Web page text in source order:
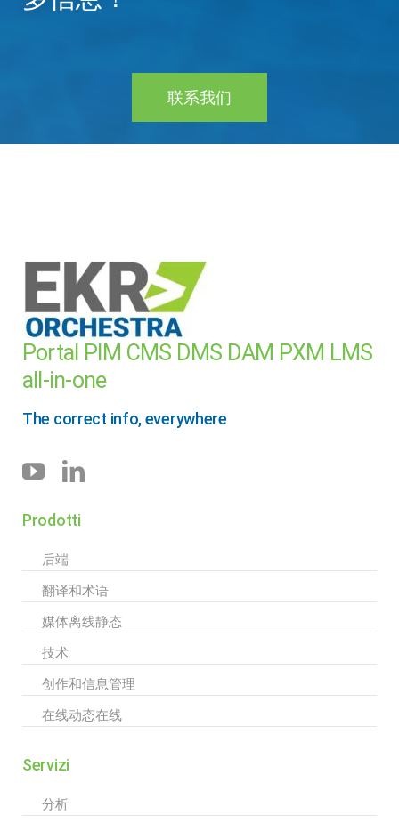
联系我们
Portal PIM CMS DMS DAM PXM LMS
all-in-one
The correct info, everywhere
Prodotti
后端
翻译和术语
媒体离线静态
技术
创作和信息管理
在线动态在线
Servizi
分析